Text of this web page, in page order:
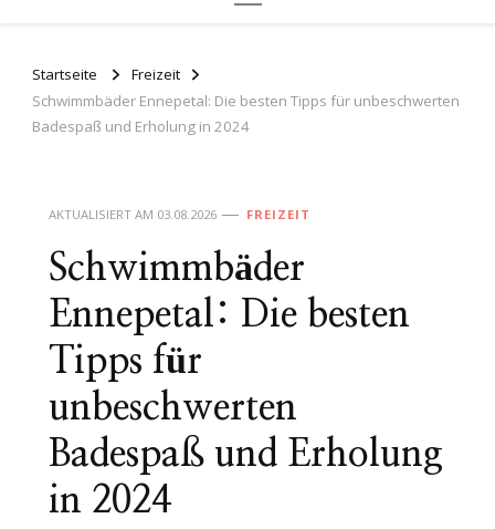
Startseite
Freizeit
Schwimmbäder Ennepetal: Die besten Tipps für unbeschwerten
Badespaß und Erholung in 2024
AKTUALISIERT AM 03.08.2026 FREIZEIT
Schwimmbäder
Ennepetal: Die besten
Tipps für
unbeschwerten
Badespaß und Erholung
in 2024